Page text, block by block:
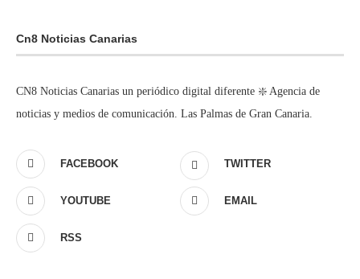
Cn8 Noticias Canarias
CN8 Noticias Canarias un periódico digital diferente ❇️ Agencia de
noticias y medios de comunicación. Las Palmas de Gran Canaria.
FACEBOOK TWITTER
YOUTUBE EMAIL
RSS